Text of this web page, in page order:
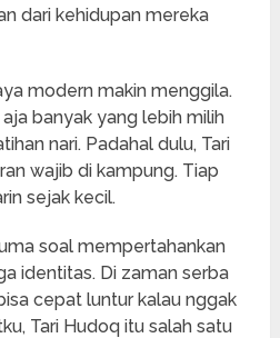
dari kehidupan mereka
modern makin menggila.
banyak yang lebih milih
nari. Padahal dulu, Tari
wajib di kampung. Tiap
sejak kecil.
soal mempertahankan
identitas. Di zaman serba
cepat luntur kalau nggak
Tari Hudoq itu salah satu